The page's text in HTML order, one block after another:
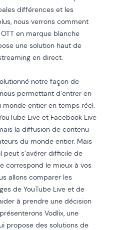
différences et les
nous verrons comment
en marque blanche
une solution haut de
en direct.
notre façon de
permettant d’entrer en
entier en temps réel.
Live et Facebook Live
la diffusion de contenu
du monde entier. Mais
peut s’avérer difficile de
correspond le mieux à vos
allons comparer les
de YouTube Live et de
à prendre une décision
Vodlix, une
propose des solutions de